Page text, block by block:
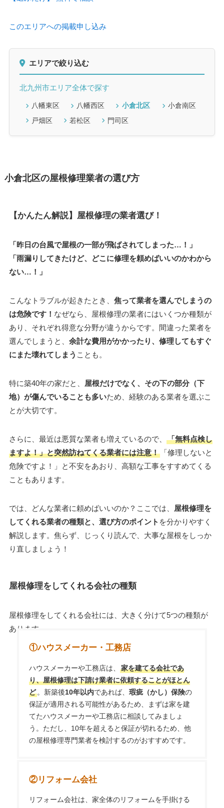
このエリアへの掲載申し込み
エリアで絞り込む
北九州市エリア全体で探す
八幡東区 八幡西区 小倉北区
小倉南区
戸畑区
若松区 門司区
小倉北区の屋根修理業者の選び方
【かんたん解説】屋根修理の業者選び！
「昨日の台風で屋根の一部が飛ばされてしまった…！」
「雨漏りしてきたけど、どこに修理を頼めばいいのかわから
ない…！」
こんなトラブルが起きたとき、 焦って業者を選んでしまうの
は危険です！ なぜなら、屋根修理の業者にはいくつか種類が
あり、それぞれ得意な分野が違うからです。間違った業者を
選んでしまうと、 余計な費用がかかったり、修理してもすぐ
にまた壊れてしまう ことも。
特に築40年の家だと、 屋根だけでなく、その下の部分（下
地）が傷んでいることも多いため、経験のある業者を選ぶこ
とが大切です。
さらに、最近は悪質な業者も増えているので、
「無料点検し
ますよ！」と突然訪ねてくる業者には注意！「修理しないと
危険ですよ！」と不安をあおり、高額な工事をすすめてくる
こともあります。
では、どんな業者に頼めばいいのか？ここでは、 屋根修理を
してくれる業者の種類と、選び方のポイント を分かりやすく
解説します。焦らず、じっくり読んで、大事な屋根をしっか
り直しましょう！
屋根修理をしてくれる会社の種類
屋根修理をしてくれる会社には、大きく分けて5つの種類が
あります。
①ハウスメーカー・工務店
ハウスメーカーや工務店は、家を建てる会社であ
り、屋根修理は下請け業者に依頼することがほとん
ど 。新築後10年以内であれば、瑕疵（かし）保険の
保証が適用される可能性があるため、まずは家を建
てたハウスメーカーや工務店に相談してみましょ
う。ただし、10年を超えると保証が切れるため、他
の屋根修理専門業者を検討するのがおすすめです。
②リフォーム会社
リフォーム会社は、家全体のリフォームを手掛ける